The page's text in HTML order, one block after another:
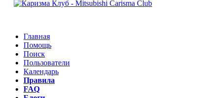
Главная
Помощь
Поиск
Пользователи
Календарь
Правила
FAQ